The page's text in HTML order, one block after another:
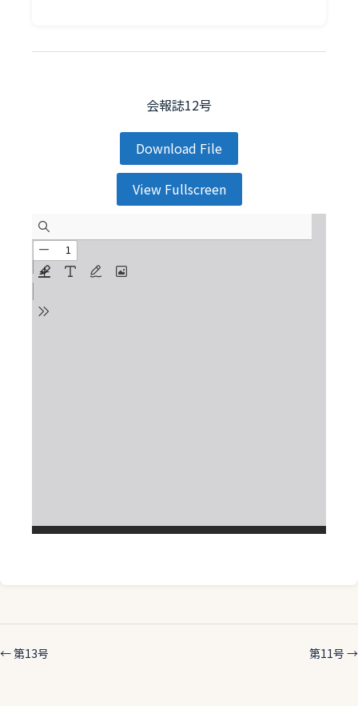
会報誌12号
Download File
View Fullscreen
← 第13号 第11号 →